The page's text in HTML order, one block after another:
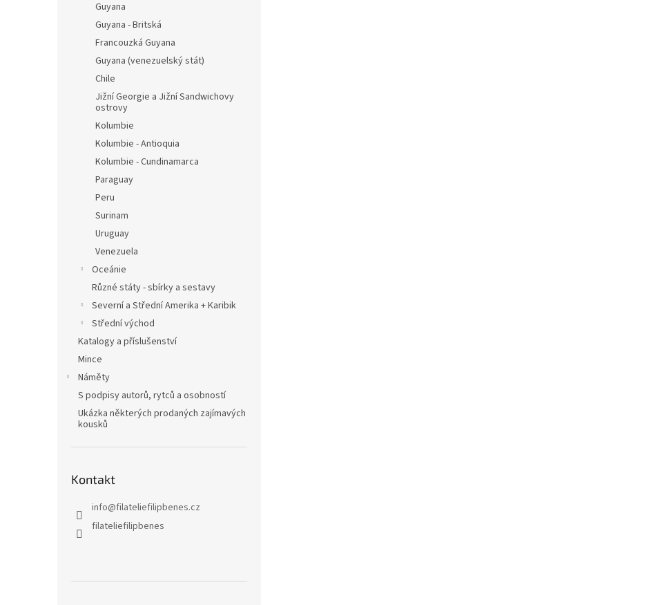
Guyana
Guyana - Britská
Francouzká Guyana
Guyana (venezuelský stát)
Chile
Jižní Georgie a Jižní Sandwichovy
ostrovy
Kolumbie
Kolumbie - Antioquia
Kolumbie - Cundinamarca
Paraguay
Peru
Surinam
Uruguay
Venezuela
Oceánie
Různé státy - sbírky a sestavy
Severní a Střední Amerika + Karibik
Střední východ
Katalogy a příslušenství
Mince
Náměty
S podpisy autorů, rytců a osobností
Ukázka některých prodaných zajímavých
kousků
Kontakt
info@filateliefilipbenes.cz
filateliefilipbenes